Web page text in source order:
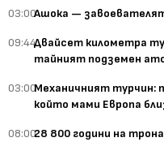
03:00Ашока —
09:44Двайсет километра
тайният подземен
03:00Механичният турчин:
който мами Европа
08:0028 800 години на